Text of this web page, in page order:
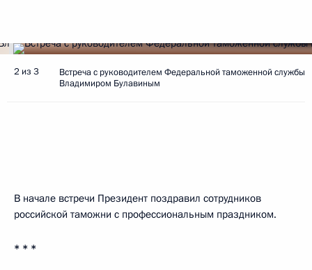
2 из 3
Встреча с руководителем Федеральной таможенной службы
Владимиром Булавиным
В начале встречи Президент поздравил сотрудников
российской таможни с профессиональным праздником.
* * *